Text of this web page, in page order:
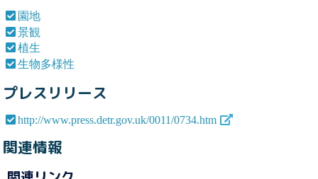
園地
景観
植生
生物多様性
プレスリリース
http://www.press.detr.gov.uk/0011/0734.htm
関連情報